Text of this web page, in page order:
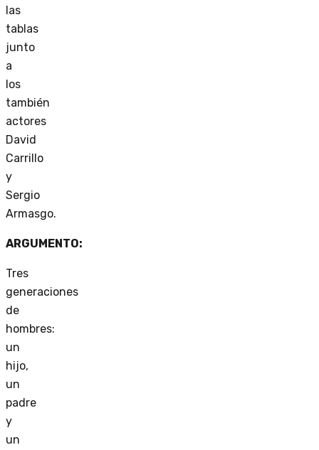
las
tablas
junto
a
los
también
actores
David
Carrillo
y
Sergio
Armasgo.
ARGUMENTO:
Tres
generaciones
de
hombres:
un
hijo,
un
padre
y
un